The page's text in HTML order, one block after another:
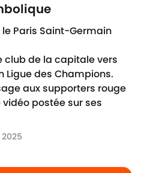
le Paris Saint-Germain
club de la capitale vers
Ligue des Champions.
aux supporters rouge
postée sur ses